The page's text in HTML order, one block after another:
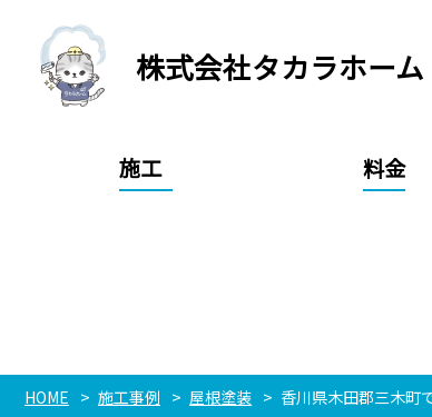
株式会社タカラホーム
施工 料金
HOME 施工事例 屋根塗装 香川県木田郡三木町